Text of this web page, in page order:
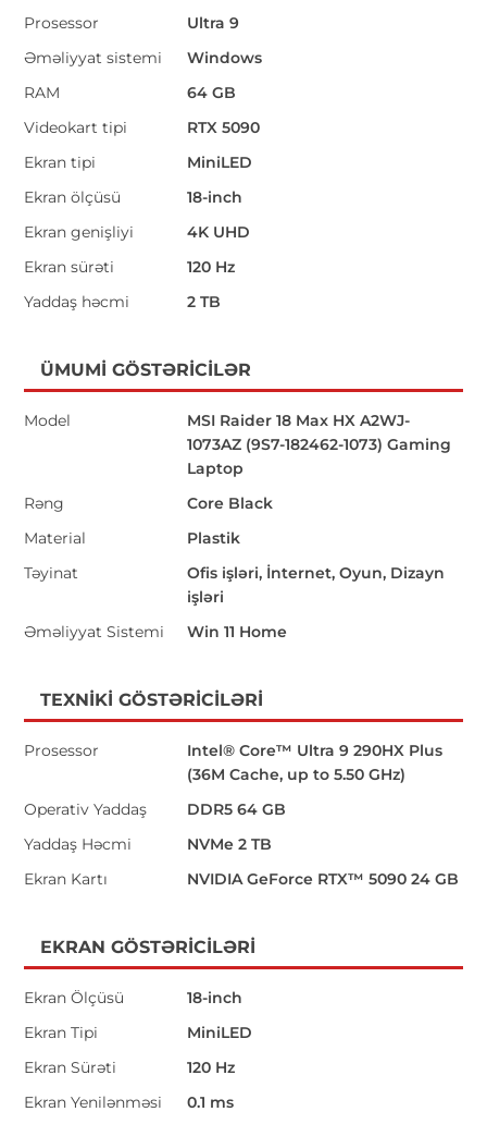
Prosessor
Ultra 9
Əməliyyat sistemi
Windows
RAM
64 GB
Videokart tipi
RTX 5090
Ekran tipi
MiniLED
Ekran ölçüsü
18-inch
Ekran genişliyi
4K UHD
Ekran sürəti
120 Hz
Yaddaş həcmi
2 TB
ÜMUMI GÖSTƏRICILƏR
Model
MSI Raider 18 Max HX A2WJ-
1073AZ (9S7-182462-1073) Gaming
Laptop
Rəng
Core Black
Material
Plastik
Təyinat
Ofis işləri, İnternet, Oyun, Dizayn
işləri
Əməliyyat Sistemi
Win 11 Home
TEXNIKI GÖSTƏRICILƏRI
Prosessor
Intel® Core™ Ultra 9 290HX Plus
(36M Cache, up to 5.50 GHz)
Operativ Yaddaş
DDR5 64 GB
Yaddaş Həcmi
NVMe 2 TB
Ekran Kartı
NVIDIA GeForce RTX™ 5090 24 GB
EKRAN GÖSTƏRICILƏRI
Ekran Ölçüsü
18-inch
Ekran Tipi
MiniLED
Ekran Sürəti
120 Hz
Ekran Yenilənməsi
0.1 ms